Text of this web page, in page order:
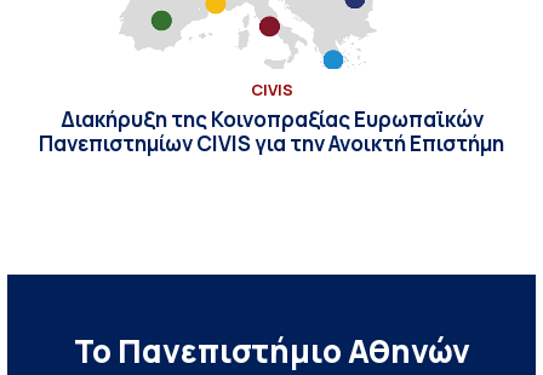
CIVIS
Διακήρυξη της Κοινοπραξίας Ευρωπαϊκών
Πανεπιστημίων CIVIS για την Ανοικτή Επιστήμη
Το Πανεπιστήμιο Αθηνών